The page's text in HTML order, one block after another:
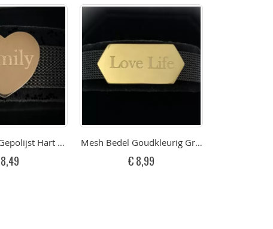
Graveren (RVS)
Hart Met Gravure Graveren Rose (RVS)
Mesh Bedel Goudkleurig Graveerplaatje (RVS)
€ 8,99